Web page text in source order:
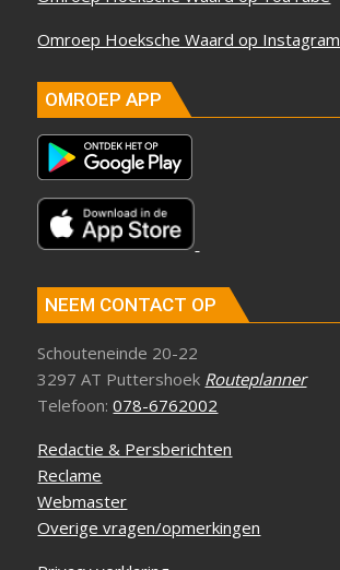
Omroep Hoeksche Waard op Instagram
OMROEP APP
NEEM CONTACT OP
Schouteneinde 20-22
3297 AT Puttershoek Routeplanner
Telefoon:078-6762002
Redactie & Persberichten
Reclame
Webmaster
Overige vragen/opmerkingen